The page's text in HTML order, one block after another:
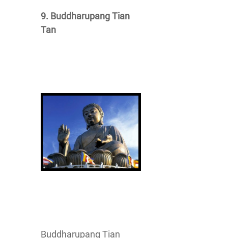
9. Buddharupang Tian
Tan
Buddharupang Tian